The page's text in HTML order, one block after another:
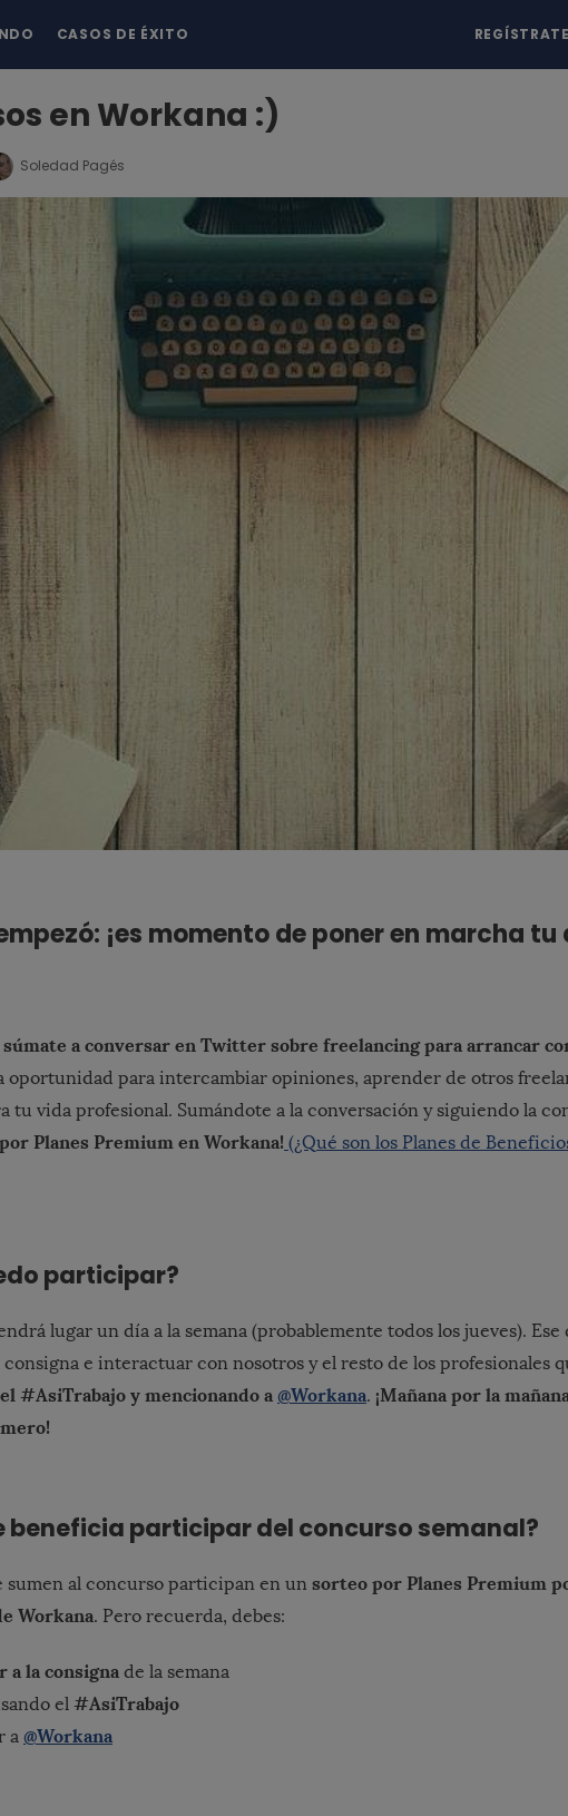
CASOS DE ÉXITO REGÍSTRATE
en Workana :)
Soledad Pagés
¡es momento de poner en marcha tu
súmate a conversar en Twitter sobre freelancing para arrancar
oportunidad para intercambiar opiniones, aprender de otros
tu vida profesional. Sumándote a la conversación y siguiendo la
Planes Premium en Workana! (¿Qué son los Planes de
participar?
lugar un día a la semana (probablemente todos los jueves). Ese
consigna e interactuar con nosotros y el resto de los profesionales
#AsiTrabajo y mencionando a @Workana. ¡Mañana por la mañana
beneficia participar del concurso semanal?
sumen al concurso participan en un sorteo por Planes Premium
Workana. Pero recuerda, debes:
a la consigna de la semana
el #AsiTrabajo
a @Workana